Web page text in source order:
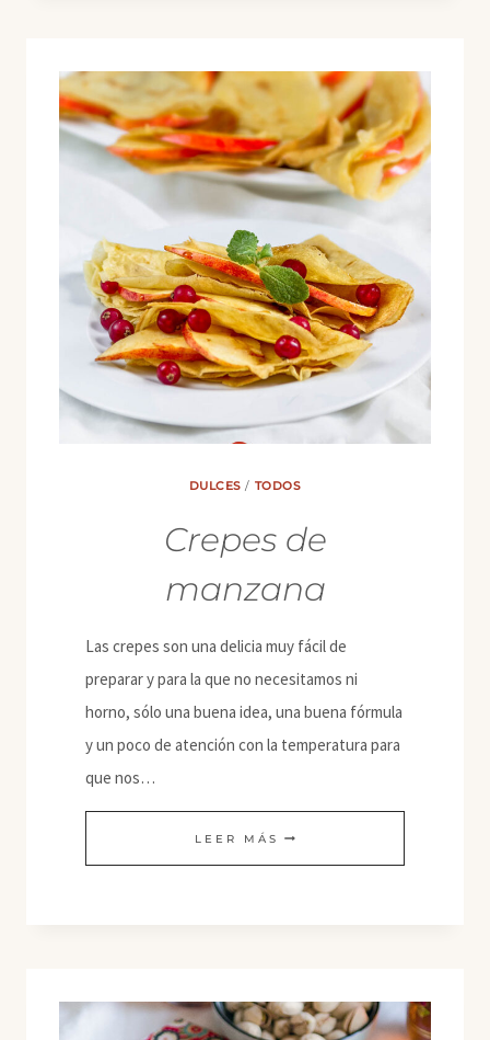
DULCES / TODOS
Crepes de
manzana
Las crepes son una delicia muy fácil de
preparar y para la que no necesitamos ni
horno, sólo una buena idea, una buena fórmula
y un poco de atención con la temperatura para
que nos…
LEER MÁS CREPES
DE